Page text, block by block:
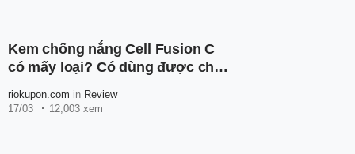
Kem chống nắng Cell Fusion C
có mấy loại? Có dùng được cho
riokupon.com in Review
17/03
12,003 xem